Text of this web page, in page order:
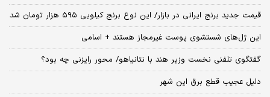
قیمت جدید برنج ایرانی در بازار/ این نوع برنج کیلویی ۵۹۵ هزار تومان شد
این ژل‌های شستشوی پوست غیرمجاز هستند + اسامی
گفتگوی تلفنی نخست وزیر هند با نتانیاهو/ محور رایزنی چه بود؟
دلیل عجیب قطع برق این شهر